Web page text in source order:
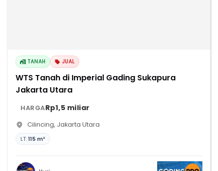
TANAH JUAL
WTS Tanah di Imperial Gading Sukapura
Jakarta Utara
HARGARp1,5 miliar
Cilincing, Jakarta Utara
LT:115 m²